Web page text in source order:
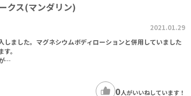
クス(マンダリン)
2021.01.29
ました。マグネシウムボディローションと併用していました
。
…
0人がいいねしています！